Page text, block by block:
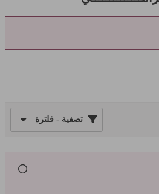
تصفية - فلترة